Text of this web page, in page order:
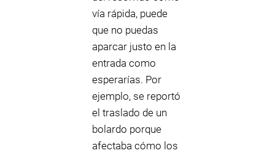
vía rápida, puede
que no puedas
aparcar justo en la
entrada como
esperarías. Por
ejemplo, se reportó
el traslado de un
bolardo porque
afectaba cómo los